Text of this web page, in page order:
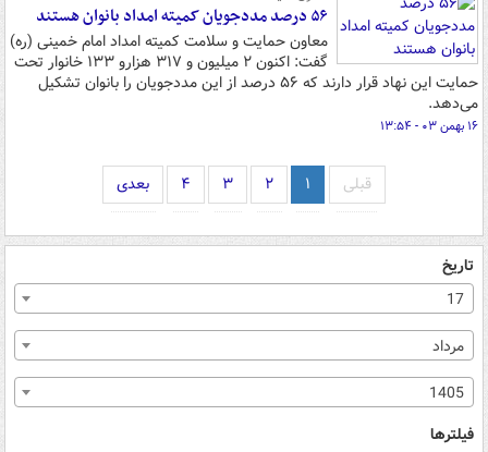
۵۶ درصد مددجویان کمیته امداد بانوان هستند
معاون حمایت و سلامت کمیته امداد امام خمینی (ره)
گفت: اکنون ۲ میلیون و ۳۱۷ هزارو ۱۳۳ خانوار تحت
حمایت این نهاد قرار دارند که ۵۶ درصد از این مددجویان را بانوان تشکیل
می‌دهد.
۱۶ بهمن ۰۳ - ۱۳:۵۴
قبلی ۱ ۲ ۳ ۴ بعدی
تاریخ
17
مرداد
1405
فیلترها